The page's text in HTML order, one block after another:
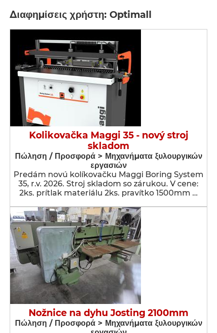
Διαφημίσεις χρήστη: Optimall
Kolikovačka Maggi 35 - nový stroj
skladom
Πώληση / Προσφορά > Μηχανήματα ξυλουργικών
εργασιών
Predám novú kolíkovačku Maggi Boring System
35, r.v. 2026. Stroj skladom so zárukou. V cene:
2ks. prítlak materiálu 2ks. pravítko 1500mm …
Nožnice na dyhu Josting 2100mm
Πώληση / Προσφορά > Μηχανήματα ξυλουργικών